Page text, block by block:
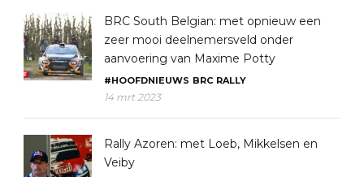
BRC South Belgian: met opnieuw een
zeer mooi deelnemersveld onder
aanvoering van Maxime Potty
#HOOFDNIEUWS BRC RALLY
14 mrt 2023
Rally Azoren: met Loeb, Mikkelsen en
Veiby